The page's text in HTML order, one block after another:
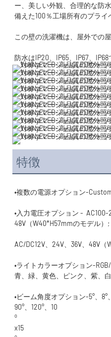
ー、美しい外観、合理的な防
特徴
•入力電圧オプション -  AC100-
•ライトカラーオプション-
•ビーム角度オプション-5°、8°